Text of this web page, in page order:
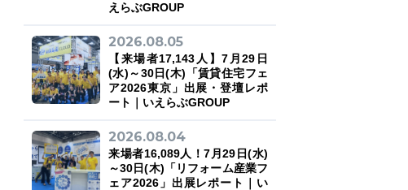
えらぶGROUP
2026.08.05
【来場者17,143人】7月29日
(水)～30日(木)「賃貸住宅フェ
ア2026東京」出展・登壇レポ
ート｜いえらぶGROUP
2026.08.04
来場者16,089人！7月29日(水)
～30日(木)「リフォーム産業フ
ェア2026」出展レポート｜い